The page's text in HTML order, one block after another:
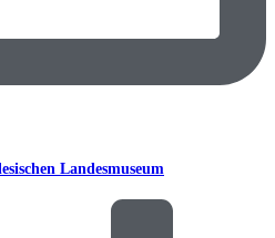
Landesmuseum